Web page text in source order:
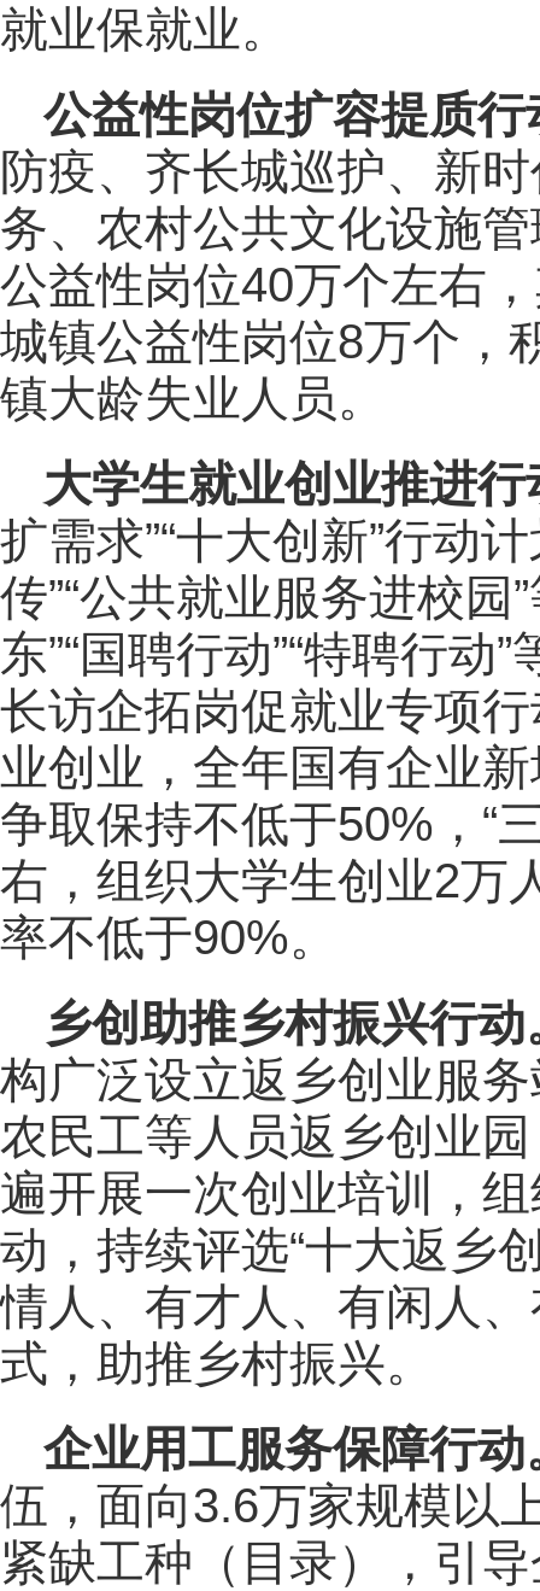
就业保就业。
公益性岗位扩容提质行
防疫、齐长城巡护、新
务、农村公共文化设施
公益性岗位40万个左右
城镇公益性岗位8万个，
镇大龄失业人员。
大学生就业创业推进行
扩需求”“十大创新”行动
传”“公共就业服务进校园
东”“国聘行动”“特聘行
长访企拓岗促就业专项
业创业，全年国有企业
争取保持不低于50%，“
右，组织大学生创业2万
率不低于90%。
乡创助推乡村振兴行动
构广泛设立返乡创业服
农民工等人员返乡创业
遍开展一次创业培训，
动，持续评选“十大返乡
情人、有才人、有闲人
式，助推乡村振兴。
企业用工服务保障行动
伍，面向3.6万家规模以
紧缺工种（目录），引